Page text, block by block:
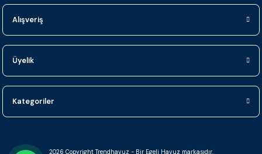
Alışveriş
Üyelik
Kategoriler
2026 Copyright Trendhavuz - Bir Egeli Havuz markasıdır.